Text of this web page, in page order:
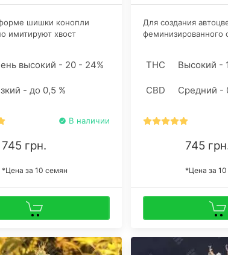
шишки конопли
имитируют хвост
спасает только
подобные нагрузки.
высокий - 20 - 24%
- до 0,5 %
В наличии
745 грн.
*Цена за 10 семян
Для создания
феминизированного
фенотипы: Dark Devil
Cream.
THC Высокий -
CBD Средний -
745
*Цена за